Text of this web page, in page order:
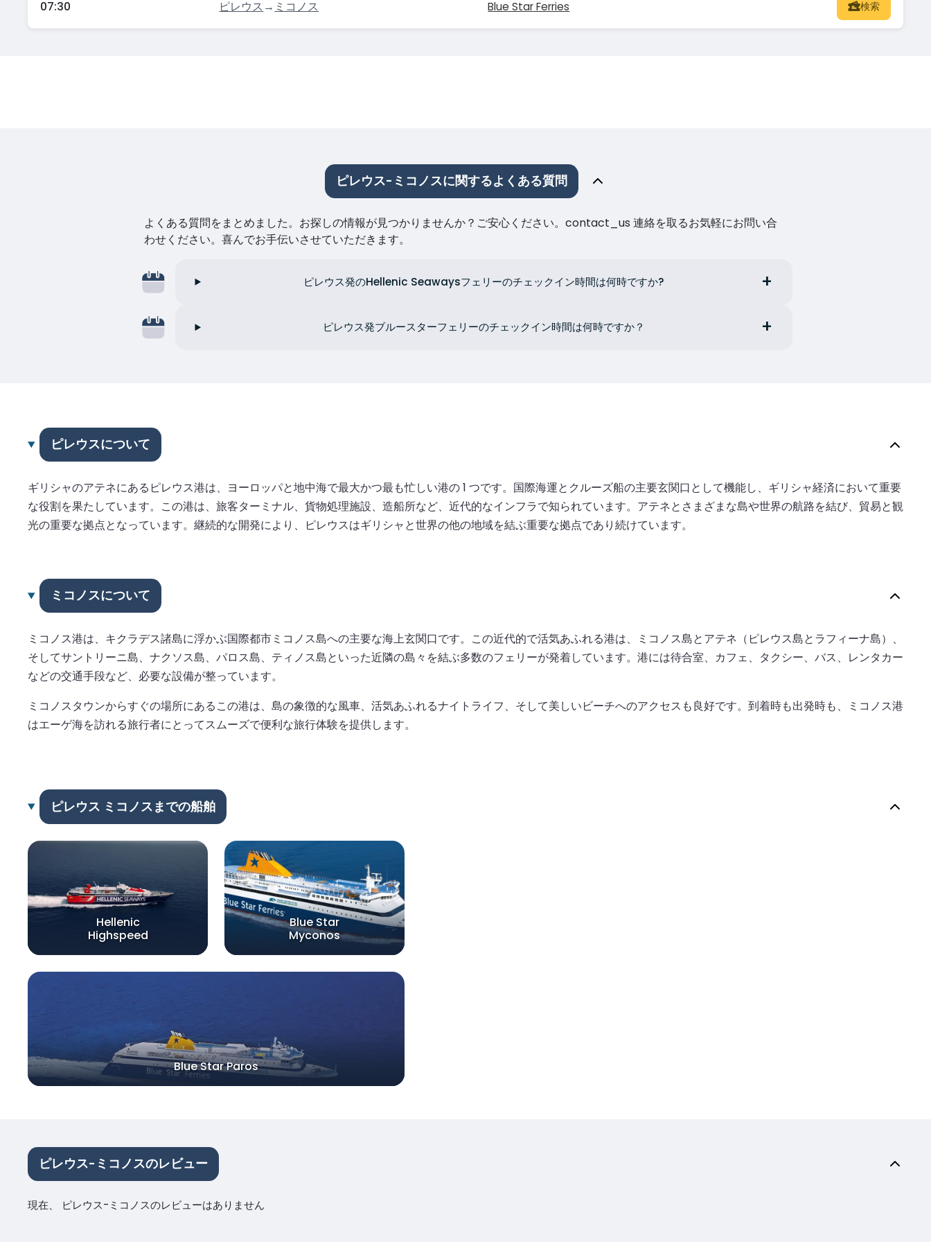
07:30 ピレウス → ミコノス Blue Star Ferries 検索
ピレウス-ミコノスに関するよくある質問
よくある質問をまとめました。お探しの情報が見つかりませんか？ご安心ください。contact_us 連絡を取るお気軽にお問い合
わせください。喜んでお手伝いさせていただきます。
ピレウス発のHellenic Seawaysフェリーのチェックイン時間は何時ですか?
ピレウス発ブルースターフェリーのチェックイン時間は何時ですか？
ピレウスについて
ギリシャのアテネにあるピレウス港は、ヨーロッパと地中海で最大かつ最も忙しい港の 1 つです。国際海運とクルーズ船の主要玄関口として機能し、ギリシャ経済において重要
な役割を果たしています。この港は、旅客ターミナル、貨物処理施設、造船所など、近代的なインフラで知られています。アテネとさまざまな島や世界の航路を結び、貿易と観
光の重要な拠点となっています。継続的な開発により、ピレウスはギリシャと世界の他の地域を結ぶ重要な拠点であり続けています。
ミコノスについて
ミコノス港は、キクラデス諸島に浮かぶ国際都市ミコノス島への主要な海上玄関口です。この近代的で活気あふれる港は、ミコノス島とアテネ（ピレウス島とラフィーナ島）、
そしてサントリーニ島、ナクソス島、パロス島、ティノス島といった近隣の島々を結ぶ多数のフェリーが発着しています。港には待合室、カフェ、タクシー、バス、レンタカー
などの交通手段など、必要な設備が整っています。
ミコノスタウンからすぐの場所にあるこの港は、島の象徴的な風車、活気あふれるナイトライフ、そして美しいビーチへのアクセスも良好です。到着時も出発時も、ミコノス港
はエーゲ海を訪れる旅行者にとってスムーズで便利な旅行体験を提供します。
ピレウス ミコノスまでの船舶
Hellenic
Highspeed
Blue Star
Myconos
Blue Star Paros
ピレウス-ミコノスのレビュー
現在、 ピレウス-ミコノスのレビューはありません